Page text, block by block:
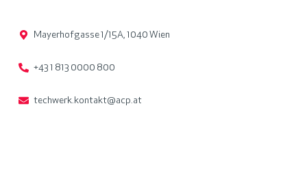
Mayerhofgasse 1/15A, 1040 Wien
+43 1 813 0000 800
techwerk.kontakt@acp.at